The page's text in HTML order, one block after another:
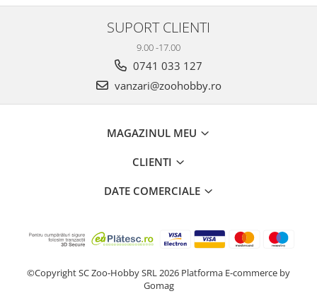
SUPORT CLIENTI
9.00 -17.00
0741 033 127
vanzari@zoohobby.ro
MAGAZINUL MEU
CLIENTI
DATE COMERCIALE
©Copyright SC Zoo-Hobby SRL 2026 Platforma E-commerce by
Gomag